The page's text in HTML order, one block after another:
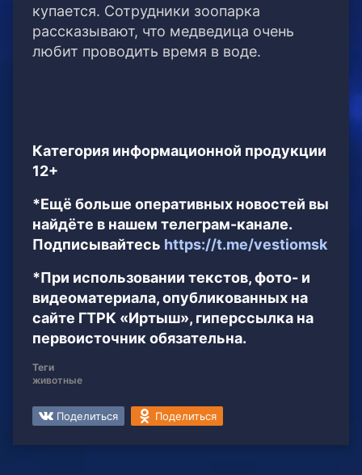
купается. Сотрудники зоопарка
рассказывают, что медведица очень
любит проводить время в воде.
Категория информационной продукции
12+
*Ещё больше оперативных новостей вы
найдёте в нашем телеграм-канале.
Подписывайтесь https://t.me/vestiomsk
*При использовании текстов, фото- и
видеоматериала, опубликованных на
сайте ГТРК «Иртыш», гиперссылка на
первоисточник обязательна.
Теги
животные
Поделиться Поделиться